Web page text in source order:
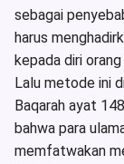
sebagai
harus
kepada diri
Lalu metode ini
Baqarah ayat
bahwa para
memfatwakan